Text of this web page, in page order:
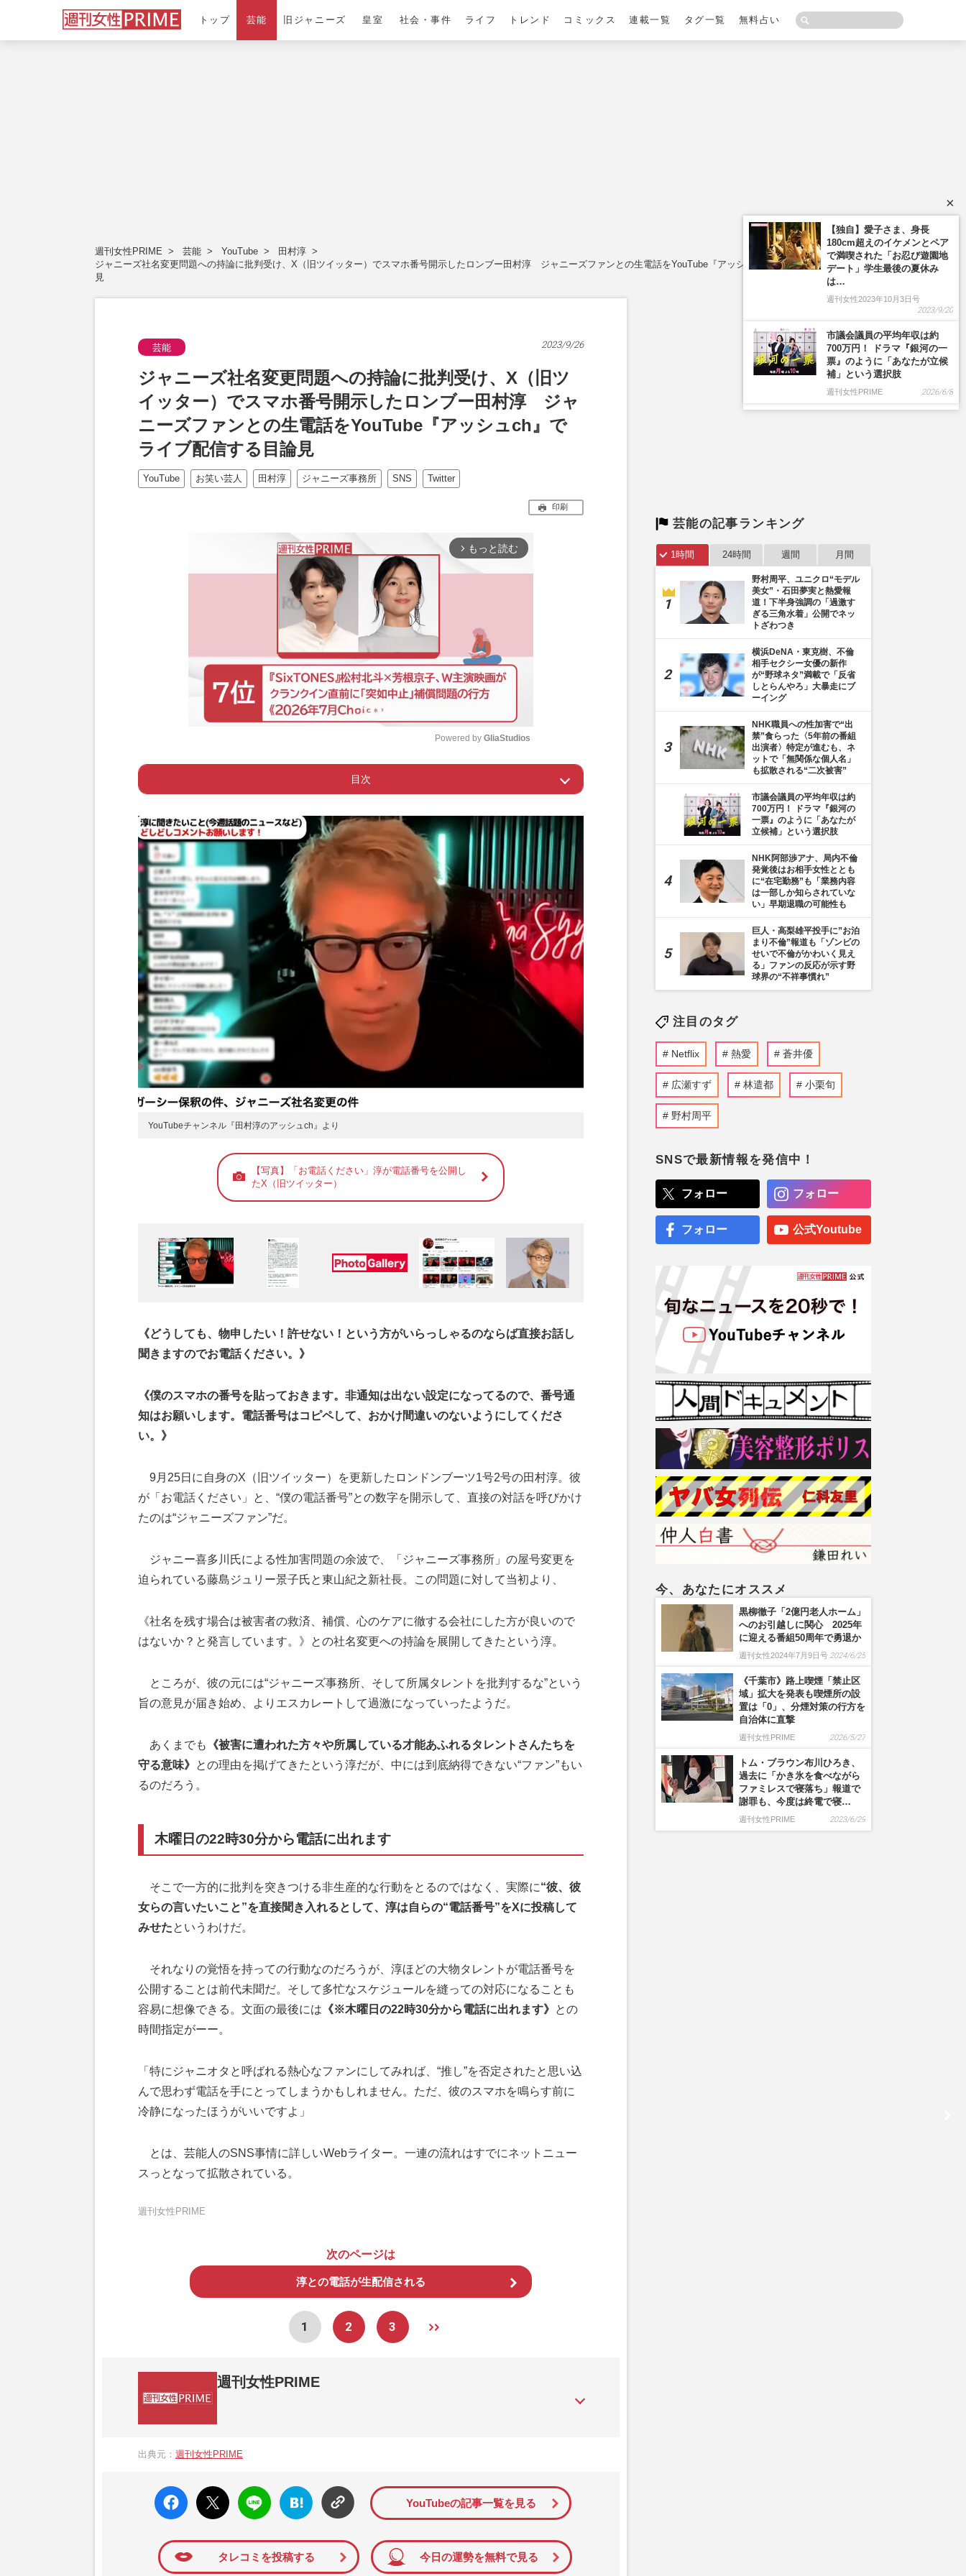
トップ 芸能 旧ジャニーズ 皇室 社会・事件 ライフ トレンド コミックス 連載一覧 タグ一覧 無料占い
週刊女性PRIME 芸能 YouTube
田村淳
ジャニーズ社名変更問題への持論に批判受け、X（旧ツイッター）でスマホ番号開示したロンブー田村淳 ジャニーズファンとの生電話をYouTube『アッシュch』でライブ配信する目論
見
芸能 2023/9/26
ジャニーズ社名変更問題への持論に批判受け、X（旧ツ
イッター）でスマホ番号開示したロンブー田村淳 ジャ
ニーズファンとの生電話をYouTube『アッシュch』で
ライブ配信する目論見
YouTube お笑い芸人 田村淳 ジャニーズ事務所 SNS Twitter
印刷
arrow_forward_ios もっと読む
t
e
Powered by GliaStudios
目次
ー 木曜日の22時30分から電話に出れます
Page 2 ー 事情をよく知らないジャニオタが凸電
YouTubeチャンネル『田村淳のアッシュch』より
【写真】「お電話ください」淳が電話番号を公開し
たX（旧ツイッター）
《どうしても、物申したい！許せない！という方がいらっしゃるのならば直接お話し
聞きますのでお電話ください。》
《僕のスマホの番号を貼っておきます。非通知は出ない設定になってるので、番号通
知はお願いします。電話番号はコピペして、おかけ間違いのないようにしてくださ
い。》
9月25日に自身のX（旧ツイッター）を更新したロンドンブーツ1号2号の田村淳。彼
が「お電話ください」と、“僕の電話番号”との数字を開示して、直接の対話を呼びかけ
たのは“ジャニーズファン”だ。
ジャニー喜多川氏による性加害問題の余波で、「ジャニーズ事務所」の屋号変更を
迫られている藤島ジュリー景子氏と東山紀之新社長。この問題に対して当初より、
《社名を残す場合は被害者の救済、補償、心のケアに徹する会社にした方が良いので
はないか？と発言しています。》との社名変更への持論を展開してきたという淳。
ところが、彼の元には“ジャニーズ事務所、そして所属タレントを批判するな”という
旨の意見が届き始め、よりエスカレートして過激になっていったようだ。
あくまでも
《被害に遭われた方々や所属している才能あふれるタレントさんたちを
守る意味》 との理由を掲げてきたという淳だが、中には到底納得できない“ファン”もい
るのだろう。
木曜日の22時30分から電話に出れます
そこで一方的に批判を突きつける非生産的な行動をとるのではなく、実際に“彼、彼
女らの言いたいこと”を直接聞き入れるとして、淳は自らの“電話番号”をXに投稿して
みせたというわけだ。
それなりの覚悟を持っての行動なのだろうが、淳ほどの大物タレントが電話番号を
公開することは前代未聞だ。そして多忙なスケジュールを縫っての対応になることも
容易に想像できる。文面の最後には 《※木曜日の22時30分から電話に出れます》 との
時間指定がーー。
「特にジャニオタと呼ばれる熱心なファンにしてみれば、“推し”を否定されたと思い込
んで思わず電話を手にとってしまうかもしれません。ただ、彼のスマホを鳴らす前に
冷静になったほうがいいですよ」
とは、芸能人のSNS事情に詳しいWebライター。一連の流れはすでにネットニュー
スっとなって拡散されている。
週刊女性PRIME
次のページは
淳との電話が生配信される
1 2 3
週刊女性PRIME
か、女性週刊誌『週刊女性』の誌面に掲載された記事から、インターネット利用者層にとって特に関心の
出典元： 週刊女性PRIME
faceboo
k いい
ね
X ポス
ト
LINE
はてな
ブック
マーク
YouTubeの記事一覧を見る
タレコミを投稿する 今日の運勢を無料で見る
芸能の記事ランキング
1時間 24時間 週間 月間
野村周平、ユニクロ“モデル
美女”・石田夢実と熱愛報
道！下半身強調の「過激す
ぎる三角水着」公開でネッ
トざわつき
横浜DeNA・東克樹、不倫
相手セクシー女優の新作
が“野球ネタ”満載で「反省
しとらんやろ」大暴走にブ
ーイング
NHK職員への性加害で“出
禁”食らった〈5年前の番組
出演者〉特定が進むも、ネ
ットで「無関係な個人名」
も拡散される“二次被害”
市議会議員の平均年収は約
700万円！ ドラマ『銀河の
一票』のように「あなたが
立候補」という選択肢
NHK阿部渉アナ、局内不倫
発覚後はお相手女性ととも
に“在宅勤務”も「業務内容
は一部しか知らされていな
い」早期退職の可能性も
巨人・高梨雄平投手に”お泊
まり不倫”報道も「ゾンビの
せいで不倫がかわいく見え
る」ファンの反応が示す野
球界の“不祥事慣れ”
注目のタグ
Netflix 熱愛 蒼井優
広瀬すず 林遣都 小栗旬
野村周平
SNSで最新情報を発信中！
フォロー フォロー
フォロー 公式Youtube
今、あなたにオススメ
黒柳徹子「2億円老人ホーム」
へのお引越しに関心 2025年
に迎える番組50周年で勇退か
週刊女性2024年7月9日号 2024/6/25
《千葉市》路上喫煙「禁止区
域」拡大を発表も喫煙所の設
置は「0」、分煙対策の行方を
自治体に直撃
週刊女性PRIME 2026/5/27
トム・ブラウン布川ひろき、
過去に「かき氷を食べながら
ファミレスで寝落ち」報道で
謝罪も、今度は終電で寝…
週刊女性PRIME 2023/6/29
×
【独自】愛子さま、身長
180cm超えのイケメンとペア
で満喫された「お忍び遊園地
デート」学生最後の夏休み
は…
週刊女性2023年10月3日号
2023/9/20
市議会議員の平均年収は約
700万円！ ドラマ『銀河の一
票』のように「あなたが立候
補」という選択肢
週刊女性PRIME 2026/6/8